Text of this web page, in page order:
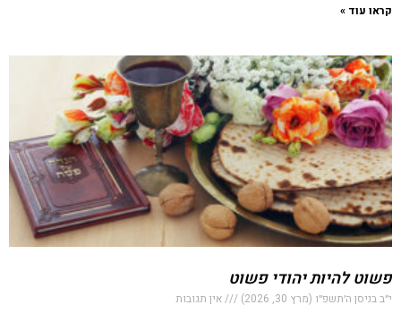
קראו עוד »
פשוט להיות יהודי פשוט
י״ב בניסן ה׳תשפ״ו (מרץ 30, 2026) אין תגובות